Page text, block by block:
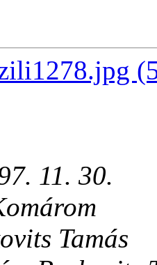
11. 30.
Tamás